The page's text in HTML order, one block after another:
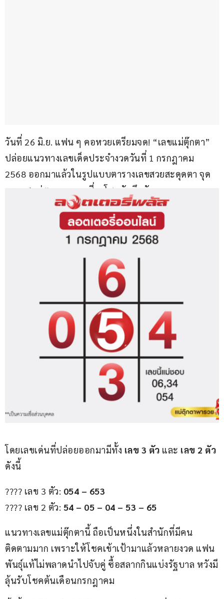
วันที่ 26 มิ.ย. แฟน ๆ คอหวยเตรียมจด! “เลขแม่ตุ๊กตา”
ปล่อยแนวทางเลขเด็ดประจำงวดวันที่ 1 กรกฎาคม
2568 ออกมาแล้วในรูปแบบตารางเลขสวยสะดุดตา จุด
กระแสแห่ตามหาเลขเสี่ยงโชคกันคึกคัก
โดยเลขเด่นที่ปล่อยออกมามีทั้ง เลข 3 ตัว และ เลข 2 ตัว
ดังนี้
???? เลข 3 ตัว: 054 – 653
???? เลข 2 ตัว: 54 – 05 – 04 – 53 – 65
แนวทางเลขแม่ตุ๊กตานี้ ถือเป็นหนึ่งในสำนักที่มีคน
ติดตามมาก เพราะให้โชคเข้าเป้ามาแล้วหลายงวด แฟน
พันธุ์แท้ไม่พลาดนำไปจับคู่ ซื้อสลากกินแบ่งรัฐบาล หวังมี
ลุ้นรับโชคต้นเดือนกรกฎาคม